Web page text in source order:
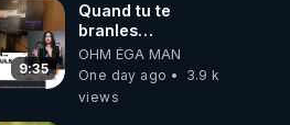
9:35
Quand tu te
branles
bonhomme tu
émets des ondes
ils ont juste omis
OHM ÉGA MAN
One day ago
3.9 k
views